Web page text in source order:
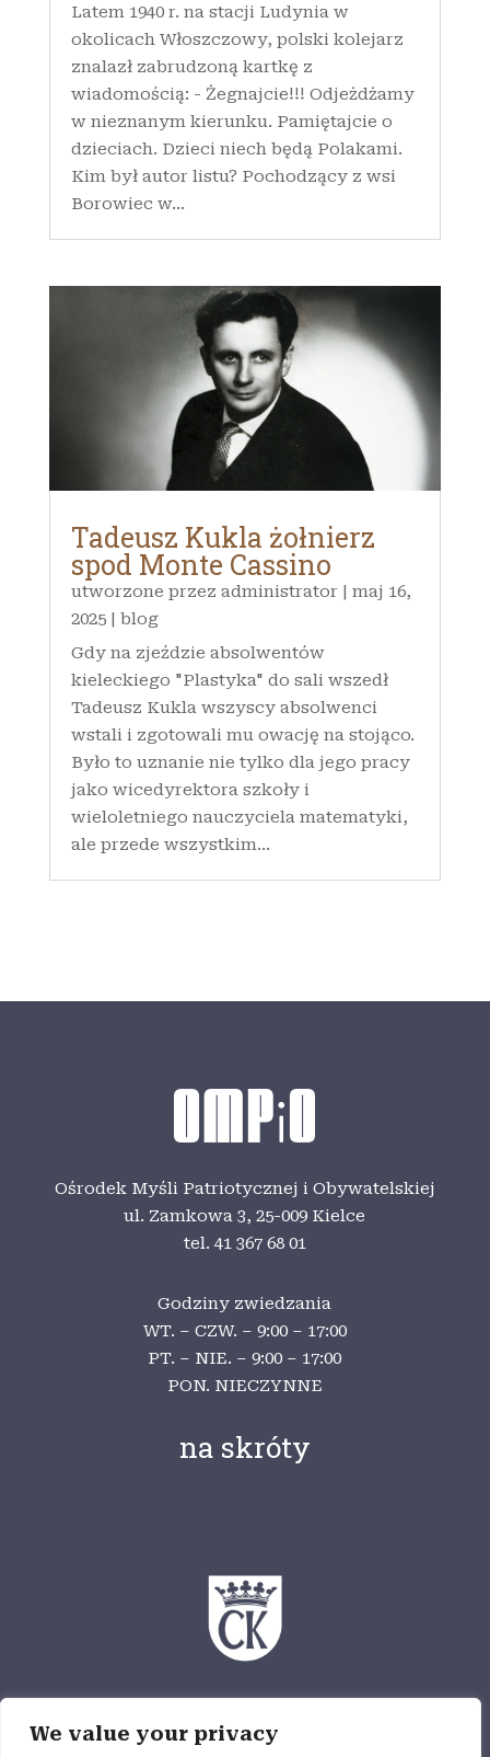
We value your privacy
Latem 1940 r. na stacji Ludynia w
okolicach Włoszczowy, polski kolejarz
znalazł zabrudzoną kartkę z
wiadomością: - Żegnajcie!!! Odjeżdżamy
w nieznanym kierunku. Pamiętajcie o
dzieciach. Dzieci niech będą Polakami.
Kim był autor listu? Pochodzący z wsi
Borowiec w...
Tadeusz Kukla żołnierz
spod Monte Cassino
utworzone przez administrator | maj 16,
2025| blog
Gdy na zjeździe absolwentów
kieleckiego "Plastyka" do sali wszedł
Tadeusz Kukla wszyscy absolwenci
wstali i zgotowali mu owację na stojąco.
Było to uznanie nie tylko dla jego pracy
jako wicedyrektora szkoły i
wieloletniego nauczyciela matematyki,
ale przede wszystkim...
Ośrodek Myśli Patriotycznej i Obywatelskiej
ul. Zamkowa 3,25-009 Kielce
tel. 41 367 68 01
Godziny zwiedzania
WT. – CZW. – 9:00 – 17:00
PT. – NIE. – 9:00 – 17:00
PON. NIECZYNNE
na skróty
jest częścią Wzgórza Zamkowego,